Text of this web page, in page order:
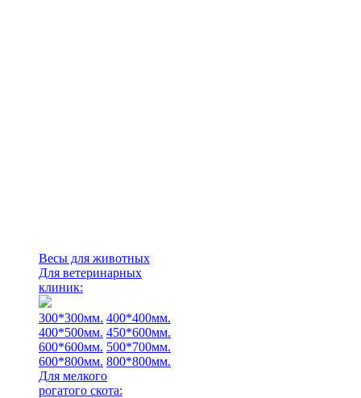
Весы для животных
Для ветеринарных
клиник:
300*300мм. 400*400мм.
400*500мм. 450*600мм.
600*600мм. 500*700мм.
600*800мм. 800*800мм.
Для мелкого
рогатого скота: